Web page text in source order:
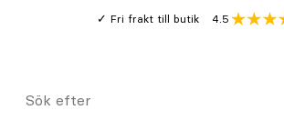
Fri frakt till butik
Genomsnitt
4.5
Meny
Sök